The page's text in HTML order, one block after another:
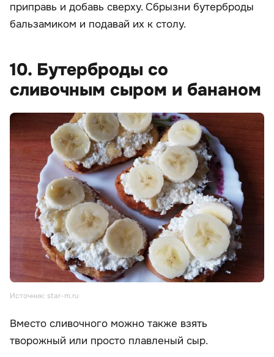
приправь и добавь сверху. Сбрызни бутерброды
бальзамиком и подавай их к столу.
10. Бутерброды со
сливочным сыром и бананом
Источник: star-m.ru
Вместо сливочного можно также взять
творожный или просто плавленый сыр.